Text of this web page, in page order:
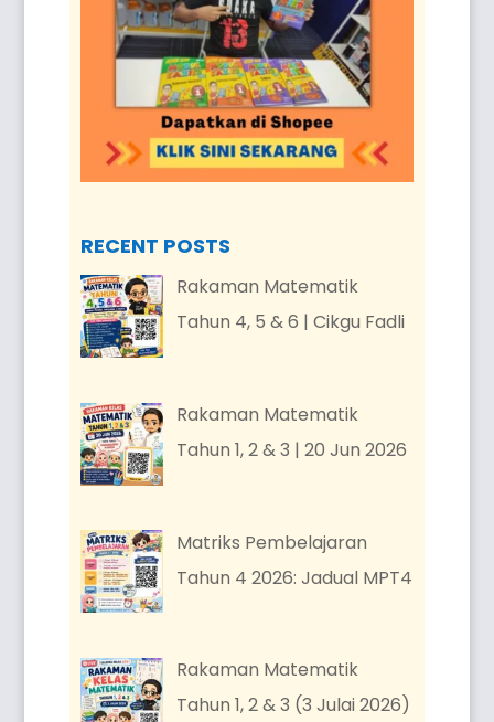
RECENT POSTS
Rakaman Matematik
Tahun 4, 5 & 6 | Cikgu Fadli
Rakaman Matematik
Tahun 1, 2 & 3 | 20 Jun 2026
Matriks Pembelajaran
Tahun 4 2026: Jadual MPT4
Rakaman Matematik
Tahun 1, 2 & 3 (3 Julai 2026)